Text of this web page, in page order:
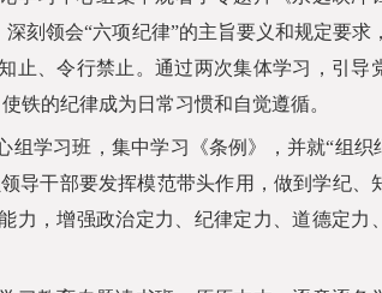
刻领会“六项纪律”的主旨要义和规定要求
止、令行禁止。通过两次集体学习，引导
铁的纪律成为日常习惯和自觉遵循。
学习班，集中学习《条例》，并就“组织
导干部要发挥模范带头作用，做到学纪、
力，增强政治定力、纪律定力、道德定力